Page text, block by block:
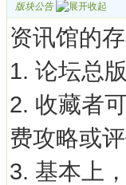
版块公告
资讯馆的
1. 论坛总
2. 收藏者
费攻略或评
3. 基本上